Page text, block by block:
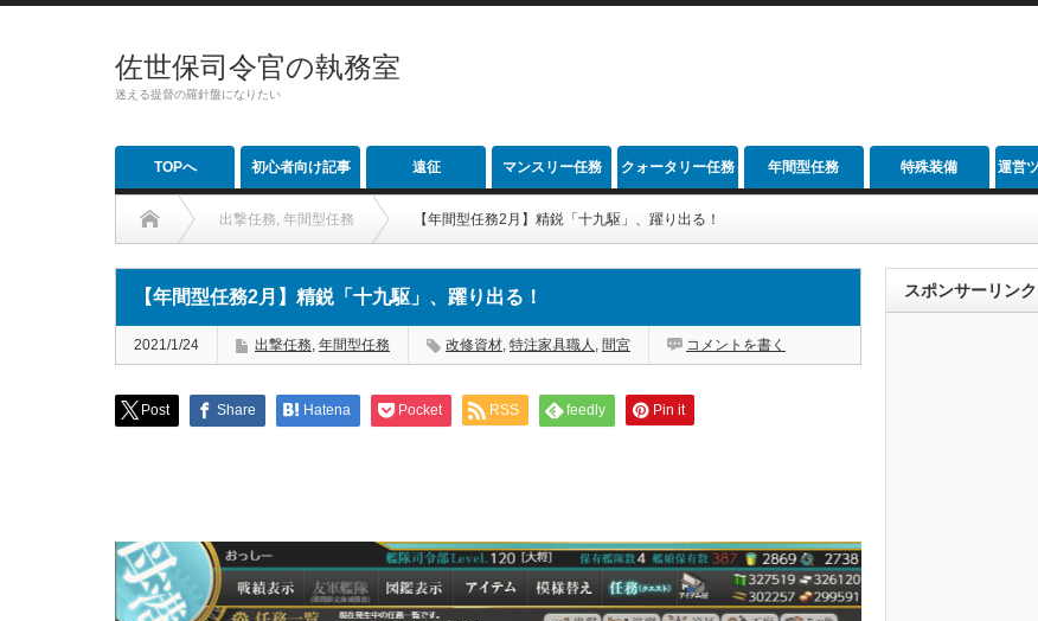
佐世保司令官の執務室
迷える提督の羅針盤になりたい
TOPへ 初心者向け記事 遠征 マンスリー任務 クォータリー任務 年間型任務 特殊装備 運営
出撃任務, 年間型任務 【年間型任務2月】精鋭「十九駆」、躍り出る！
【年間型任務2月】精鋭「十九駆」、躍り出る！
2021/1/24 出撃任務, 年間型任務 改修資材, 特注家具職人 , 間宮 コメントを書く
Post Share Hatena Pocket RSS feedly Pin it
スポンサーリンク